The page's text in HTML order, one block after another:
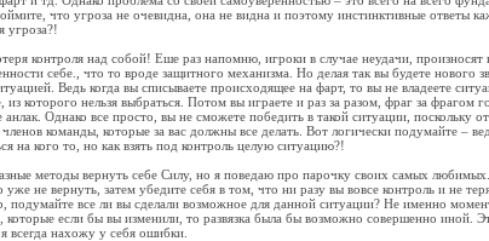
что угроза не очевидна, она не видна и поэтому инстинктивные ответы
угроза?!
контроля над собой! Еше раз напомню, игроки в случае неудачи, произносят
себе., что то вроде защитного механизма. Но делая так вы будете нового
Ведь когда вы списываете происходящее на фарт, то вы не владеете
из которого нельзя выбраться. Потом вы играете и раз за разом, фраг за фрагом
Однако все просто, вы не сможете победить в такой ситуации, поскольку
команды, которые за вас должны все делать. Вот логически подумайте –
на кого то, но как взять под контроль целую ситуацию?!
методы вернуть себе Силу, но я поведаю про парочку своих самых
уже не вернуть, затем убедите себя в том, что ни разу вы вовсе контроль и не
подумайте все ли вы сделали возможное для данной ситуации? Не именно
которые если бы вы изменили, то развязка была бы возможно совершенно иной.
всегда нахожу у себя ошибки.